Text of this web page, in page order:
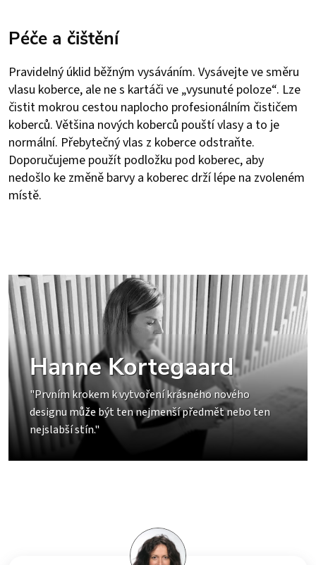
Péče a čištění
Pravidelný úklid běžným vysáváním. Vysávejte ve směru
vlasu koberce, ale ne s kartáči ve „vysunuté poloze“. Lze
čistit mokrou cestou naplocho profesionálním čističem
koberců. Většina nových koberců pouští vlasy a to je
normální. Přebytečný vlas z koberce odstraňte.
Doporučujeme použít podložku pod koberec, aby
nedošlo ke změně barvy a koberec drží lépe na zvoleném
místě.
Hanne Kortegaard
"Prvním krokem k vytvoření krásného nového
designu může být ten nejmenší předmět nebo ten
nejslabší stín."